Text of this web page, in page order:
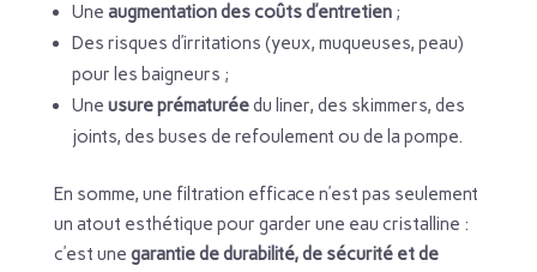
Une augmentation des coûts d’entretien;
Des risques d’irritations (yeux, muqueuses, peau)
pour les baigneurs ;
Une usure prématuréedu liner, des skimmers, des
joints, des buses de refoulement ou de la pompe.
En somme, une filtration efficace n’est pas seulement
un atout esthétique pour garder une eau cristalline :
c’est une garantie de durabilité, de sécurité et de